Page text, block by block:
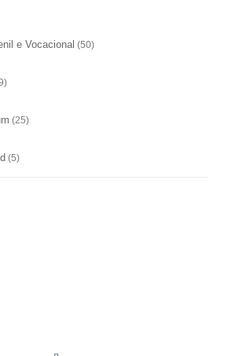
e Vocacional (50)
(25)
(5)